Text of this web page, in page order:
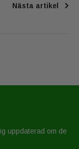
Nästa artikel
uppdaterad om de